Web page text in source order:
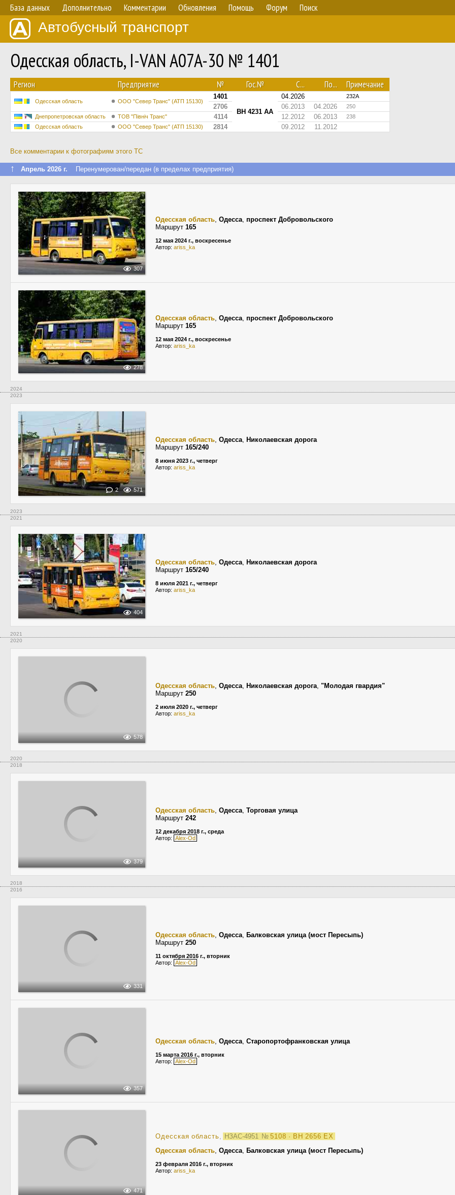
База данных Дополнительно Комментарии Обновления Помощь Форум Поиск
Автобусный транспорт
Одесская область, I-VAN A07A-30 № 1401
Регион Предприятие № Гос.№ С... По... Примечание
Одесская область ООО "Север Транс" (АТП 15130)
1401
BH 4231 AA
04.2026 232А
2706 06.2013 04.2026
250
Днепропетровская область
ТОВ "Північ Транс" 4114 12.2012 06.2013
238
Одесская область
ООО "Север Транс" (АТП 15130) 2814 09.2012 11.2012
Все комментарии к фотографиям этого ТС
↑ Апрель 2026 г. Перенумерован/передан (в пределах предприятия)
307
Одесская область, Одесса, проспект Добровольского
Маршрут 165
12 мая 2024 г., воскресенье
Автор: ariss_ka
278
Одесская область, Одесса, проспект Добровольского
Маршрут 165
12 мая 2024 г., воскресенье
Автор: ariss_ka
2024
2023
2 571
Одесская область, Одесса, Николаевская дорога
Маршрут 165/240
8 июня 2023 г., четверг
Автор: ariss_ka
2023
2021
404
Одесская область, Одесса, Николаевская дорога
Маршрут 165/240
8 июля 2021 г., четверг
Автор: ariss_ka
2021
2020
578
Одесская область, Одесса, Николаевская дорога, "Молодая гвардия"
Маршрут 250
2 июля 2020 г., четверг
Автор: ariss_ka
2020
2018
379
Одесская область, Одесса, Торговая улица
Маршрут 242
12 декабря 2018 г., среда
Автор: Alex-Od
2018
2016
331
Одесская область, Одесса, Балковская улица (мост Пересыпь)
Маршрут 250
11 октября 2016 г., вторник
Автор: Alex-Od
357
Одесская область, Одесса, Старопортофранковская улица
15 марта 2016 г., вторник
Автор: Alex-Od
471
Одесская область, НЗАС-4951 № 5108 · BH 2656 EX
Одесская область, Одесса, Балковская улица (мост Пересыпь)
23 февраля 2016 г., вторник
Автор: ariss_ka